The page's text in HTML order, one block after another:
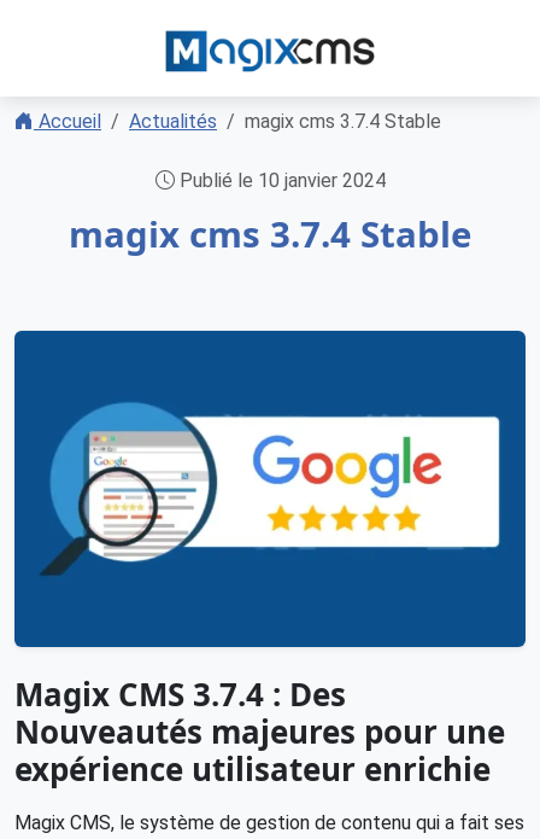
Accueil Actualités magix cms 3.7.4 Stable
Publié le 10 janvier 2024
magix cms 3.7.4 Stable
Magix CMS 3.7.4 : Des
Nouveautés majeures pour une
expérience utilisateur enrichie
Magix CMS, le système de gestion de contenu qui a fait ses